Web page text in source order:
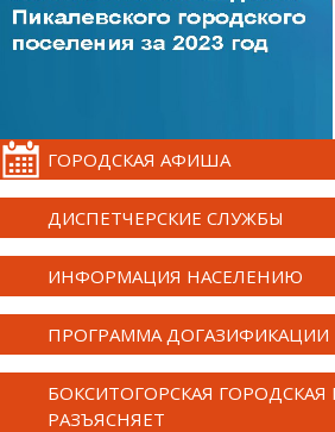
ГОРОДСКАЯ АФИША
ДИСПЕТЧЕРСКИЕ СЛУЖБЫ
ИНФОРМАЦИЯ НАСЕЛЕНИЮ
ПРОГРАММА ДОГАЗИФИКАЦИИ
БОКСИТОГОРСКАЯ ГОРОДСКАЯ
РАЗЪЯСНЯЕТ